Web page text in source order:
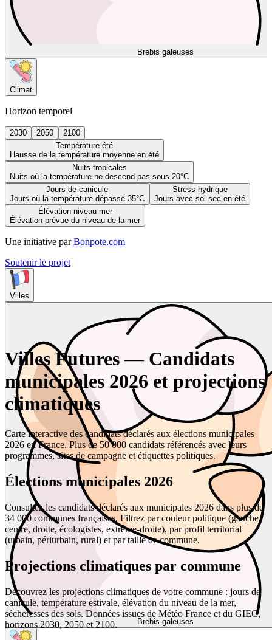
Brebis galeuses
Climat
Horizon temporel
2030 2050
2100
Température été
Hausse de la température moyenne en été
Nuits tropicales
Nuits où la température ne descend pas sous 20°C
Jours de canicule
Jours où la température dépasse 35°C
Stress hydrique
Jours avec sol sec en été
Élévation niveau mer
Élévation prévue du niveau de la mer
Une initiative par Bonpote.com
Soutenir le projet
Villes
Brebis galeuses
Villes Futures — Candidats
municipales 2026 et projections
climatiques
Carte interactive des candidats déclarés aux élections municipales
2026 en France. Plus de 50 000 candidats référencés avec leurs
programmes, sites de campagne et étiquettes politiques.
Élections municipales 2026
Consultez les candidats déclarés aux municipales 2026 dans plus de
34 000 communes françaises. Filtrez par couleur politique (gauche,
centre, droite, écologistes, extrême-droite), par profil territorial
(urbain, périurbain, rural) et par taille de commune.
Projections climatiques par commune
Découvrez les projections climatiques de votre commune : jours de
canicule, température estivale, élévation du niveau de la mer,
sécheresses des sols. Données issues de Météo France et du GIEC,
horizons 2030, 2050 et 2100.